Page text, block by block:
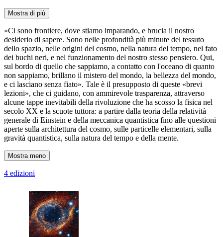
Mostra di più
«Ci sono frontiere, dove stiamo imparando, e brucia il nostro
desiderio di sapere. Sono nelle profondità più minute del tessuto
dello spazio, nelle origini del cosmo, nella natura del tempo, nel fato
dei buchi neri, e nel funzionamento del nostro stesso pensiero. Qui,
sul bordo di quello che sappiamo, a contatto con l'oceano di quanto
non sappiamo, brillano il mistero del mondo, la bellezza del mondo,
e ci lasciano senza fiato». Tale è il presupposto di queste «brevi
lezioni», che ci guidano, con ammirevole trasparenza, attraverso
alcune tappe inevitabili della rivoluzione che ha scosso la fisica nel
secolo XX e la scuote tuttora: a partire dalla teoria della relatività
generale di Einstein e della meccanica quantistica fino alle questioni
aperte sulla architettura del cosmo, sulle particelle elementari, sulla
gravità quantistica, sulla natura del tempo e della mente.
Mostra meno
4 edizioni